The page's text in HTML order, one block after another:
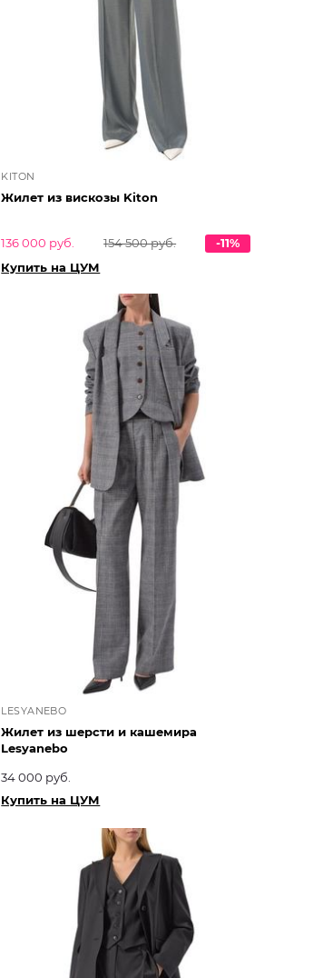
KITON
Жилет из вискозы Kiton
136 000 руб. 154 500 руб.
-11%
Купить на ЦУМ
LESYANEBO
Жилет из шерсти и кашемира
Lesyanebo
34 000 руб.
Купить на ЦУМ